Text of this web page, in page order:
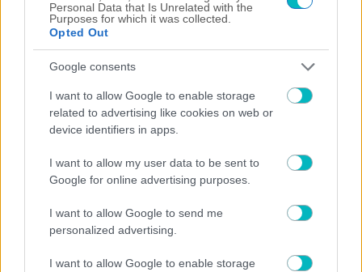
Personal Data that Is Unrelated with the
Purposes for which it was collected.
Opted Out
Google consents
I want to allow Google to enable storage
related to advertising like cookies on web or
device identifiers in apps.
I want to allow my user data to be sent to
Google for online advertising purposes.
I want to allow Google to send me
personalized advertising.
I want to allow Google to enable storage
08/08/2026 | 21:25:50
ΜΠΑΣΚΕΤ ΑΕΚ
Αποδοκιμασίες για την συμφωνία με ΟΣΦΠ για τη Sunel Arena!
08/08/2026 | 21:01:38
Γκολάρα Βιτάλις για το 1-0 της ΑΕΚ στην Athens Kallithea! (VIDEO)
08/08/2026 | 20:31:44
ΠΟΔΟΣΦΑΙΡΟ ΑΕΚ
Για τον Μιχάλη: Πανό, κίτρινα λουλούδια και ενός λεπτού σιγή στη
08/08/2026 | 20:12:31